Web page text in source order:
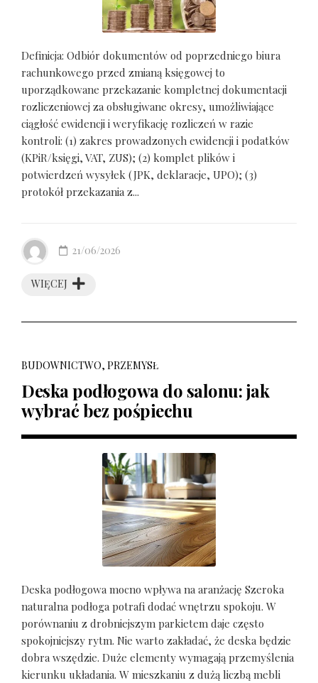
Definicja: Odbiór dokumentów od poprzedniego biura
rachunkowego przed zmianą księgowej to
uporządkowane przekazanie kompletnej dokumentacji
rozliczeniowej za obsługiwane okresy, umożliwiające
ciągłość ewidencji i weryfikację rozliczeń w razie
kontroli: (1) zakres prowadzonych ewidencji i podatków
(KPiR/księgi, VAT, ZUS); (2) komplet plików i
potwierdzeń wysyłek (JPK, deklaracje, UPO); (3)
protokół przekazania z...
WIĘCEJ
21/06/2026
BUDOWNICTWO, PRZEMYSŁ
Deska podłogowa do salonu: jak
wybrać bez pośpiechu
Deska podłogowa mocno wpływa na aranżację Szeroka
naturalna podłoga potrafi dodać wnętrzu spokoju. W
porównaniu z drobniejszym parkietem daje często
spokojniejszy rytm. Nie warto zakładać, że deska będzie
dobra wszędzie. Duże elementy wymagają przemyślenia
kierunku układania. W mieszkaniu z dużą liczbą mebli